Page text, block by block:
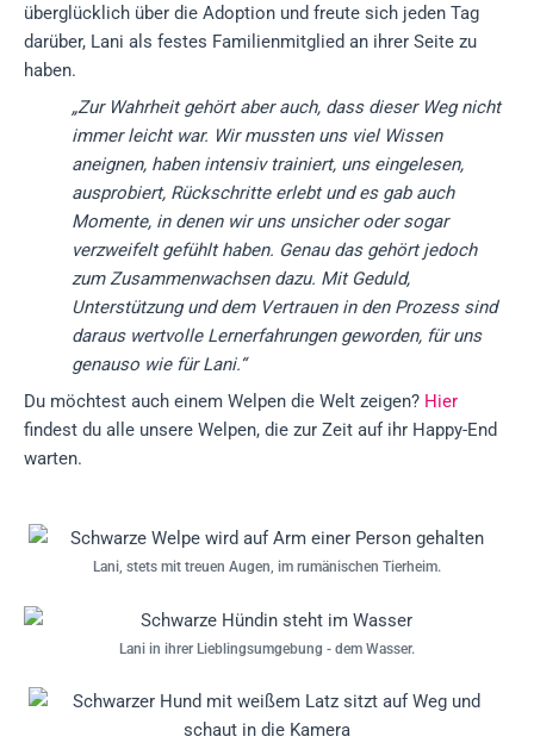
überglücklich über die Adoption und freute sich jeden Tag
darüber, Lani als festes Familienmitglied an ihrer Seite zu
haben.
„Zur Wahrheit gehört aber auch, dass dieser Weg nicht
immer leicht war. Wir mussten uns viel Wissen
aneignen, haben intensiv trainiert, uns eingelesen,
ausprobiert, Rückschritte erlebt und es gab auch
Momente, in denen wir uns unsicher oder sogar
verzweifelt gefühlt haben. Genau das gehört jedoch
zum Zusammenwachsen dazu. Mit Geduld,
Unterstützung und dem Vertrauen in den Prozess sind
daraus wertvolle Lernerfahrungen geworden, für uns
genauso wie für Lani.“
Du möchtest auch einem Welpen die Welt zeigen? Hier
findest du alle unsere Welpen, die zur Zeit auf ihr Happy-End
warten.
Lani, stets mit treuen Augen, im rumänischen Tierheim.
Lani in ihrer Lieblingsumgebung - dem Wasser.